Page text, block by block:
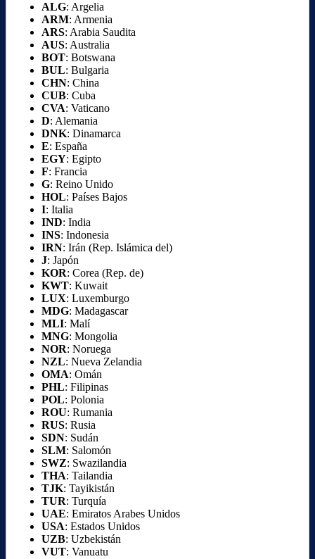
ALG: Argelia
ARM: Armenia
ARS: Arabia Saudita
AUS: Australia
BOT: Botswana
BUL: Bulgaria
CHN: China
CUB: Cuba
CVA: Vaticano
D: Alemania
DNK: Dinamarca
E: España
EGY: Egipto
F: Francia
G: Reino Unido
HOL: Países Bajos
I: Italia
IND: India
INS: Indonesia
IRN: Irán (Rep. Islámica del)
J: Japón
KOR: Corea (Rep. de)
KWT: Kuwait
LUX: Luxemburgo
MDG: Madagascar
MLI: Malí
MNG: Mongolia
NOR: Noruega
NZL: Nueva Zelandia
OMA: Omán
PHL: Filipinas
POL: Polonia
ROU: Rumania
RUS: Rusia
SDN: Sudán
SLM: Salomón
SWZ: Swazilandia
THA: Tailandia
TJK: Tayikistán
TUR: Turquía
UAE: Emiratos Arabes Unidos
USA: Estados Unidos
UZB: Uzbekistán
VUT: Vanuatu